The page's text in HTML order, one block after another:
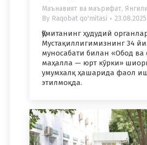
Маънавият ва маърифат,
By Raqobat qo'mitasi 23.08.2025
Қўмитанинг ҳудудий
Мустақиллигимизнинг 34
муносабати билан «Обод
маҳалла — юрт кўрки»
умумхалқ ҳашарида фаол
этилмоқда.